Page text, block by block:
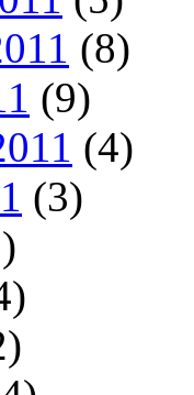
(8)
(9)
(4)
(3)